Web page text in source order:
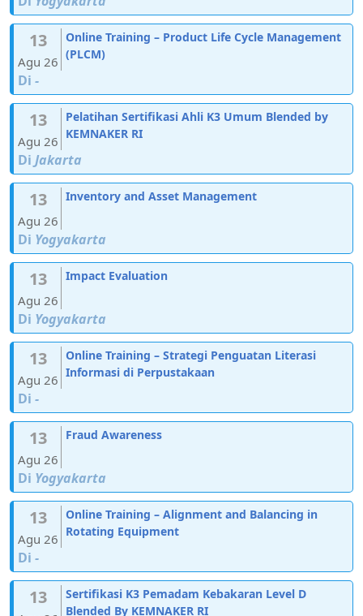
13
Agu 26
Online Training – Product Life Cycle Management
(PLCM)
Di -
13
Agu 26
Pelatihan Sertifikasi Ahli K3 Umum Blended by
KEMNAKER RI
Di Jakarta
13
Agu 26
Inventory and Asset Management
Di Yogyakarta
13
Agu 26
Impact Evaluation
Di Yogyakarta
13
Agu 26
Online Training – Strategi Penguatan Literasi
Informasi di Perpustakaan
Di -
13
Agu 26
Fraud Awareness
Di Yogyakarta
13
Agu 26
Online Training – Alignment and Balancing in
Rotating Equipment
Di -
13
Sertifikasi K3 Pemadam Kebakaran Level D
Blended By KEMNAKER RI